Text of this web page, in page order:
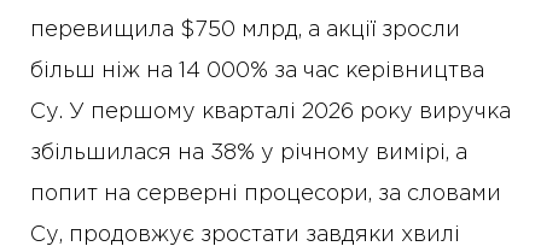
перевищила $750 млрд, а акції зросли
більш ніж на 14 000% за час керівництва
Су. У першому кварталі 2026 року виручка
збільшилася на 38% у річному вимірі, а
попит на серверні процесори, за словами
Су, продовжує зростати завдяки хвилі